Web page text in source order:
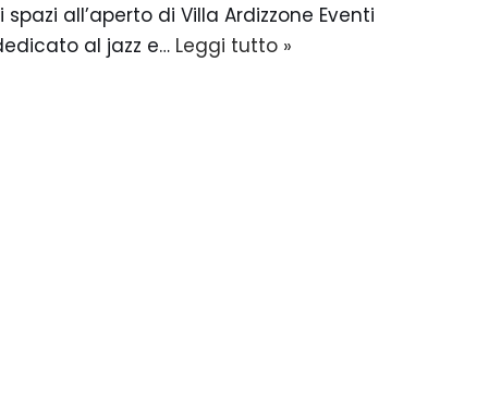
all’aperto di Villa Ardizzone Eventi
al jazz e… Leggi tutto »